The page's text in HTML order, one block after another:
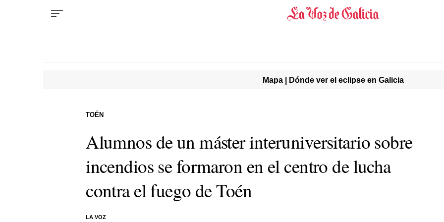
Mapa | Dónde ver el eclipse en Galicia
Alumnos de un máster interuniversitario sobre
incendios se formaron en el centro de lucha
contra el fuego de Toén
LA VOZ
TOÉN